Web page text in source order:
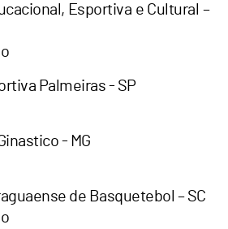
Esportiva e Cultural –
Palmeiras - SP
- MG
de Basquetebol – SC